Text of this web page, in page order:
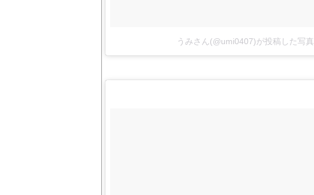
うみさん(@umi0407)が投稿した写真